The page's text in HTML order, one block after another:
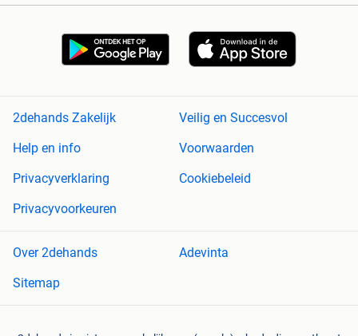
2dehands Zakelijk
Veilig en Succesvol
Help en info
Voorwaarden
Privacyverklaring
Cookiebeleid
Privacyvoorkeuren
Over 2dehands
Adevinta
Sitemap